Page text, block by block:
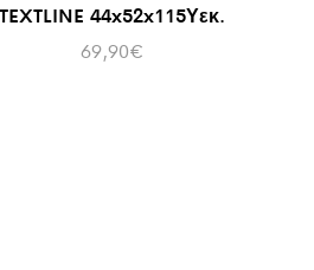
TEXTLINE 44x52x115Υεκ.
69,90€